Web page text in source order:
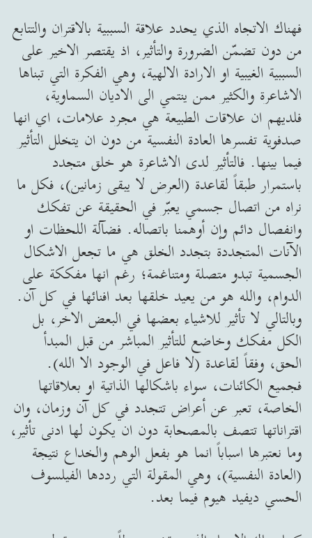
فهناك الاتجاه الذي يحدد علاقة السببية بالاقتران والتتابع
من دون تضمّن الضرورة والتأثير، اذ يقتصر الاخير على
السببية الغيبية او الارادة الالهية، وهي الفكرة التي تبناها
الاشاعرة والكثير ممن ينتمي الى الاديان السماوية،
فلديهم ان علاقات الطبيعة هي مجرد علامات، اي انها
صدفوية تفسرها العادة النفسية من دون ان يتخلل التأثير
فيما بينها. فالتأثير لدى الاشاعرة هو خلق متجدد
باستمرار طبقاً لقاعدة (العرض لا يبقى زمانين)، فكل ما
نراه من اتصال جسمي يعبّر في الحقيقة عن تفكك
وانفصال دائم وإن أوهمنا باتصاله. فضآلة اللحظات او
الآنات المتجددة بتجدد الخلق هي ما تجعل الاشكال
الجسمية تبدو متصلة ومتناغمة؛ رغم انها مفككة على
الدوام، والله هو من يعيد خلقها بعد افنائها في كل آن.
وبالتالي لا تأثير للاشياء بعضها في البعض الاخر، بل
الكل مفكك وخاضع للتأثير المباشر من قبل المبدأ
الحق، وفقاً لقاعدة (لا فاعل في الوجود الا الله).
فجميع الكائنات، سواء باشكالها الذاتية او بعلاقاتها
الخاصة، تعبر عن أعراض تتجدد في كل آن وزمان، وان
اقتراناتها تتصف بالمصحابة دون ان يكون لها ادنى تأثير،
وما نعتبرها اسباباً انما هو بفعل الوهم والخداع نتيجة
(العادة النفسية)، وهي المقولة التي رددها الفيلسوف
الحسي ديفيد هيوم فيما بعد.